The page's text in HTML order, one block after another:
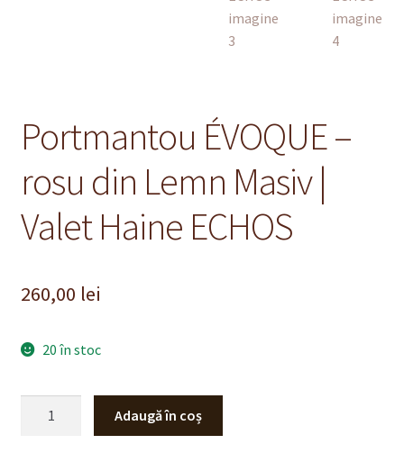
Portmantou ÉVOQUE –
rosu din Lemn Masiv |
Valet Haine ECHOS
260,00 lei
20 în stoc
Adaugă în coș